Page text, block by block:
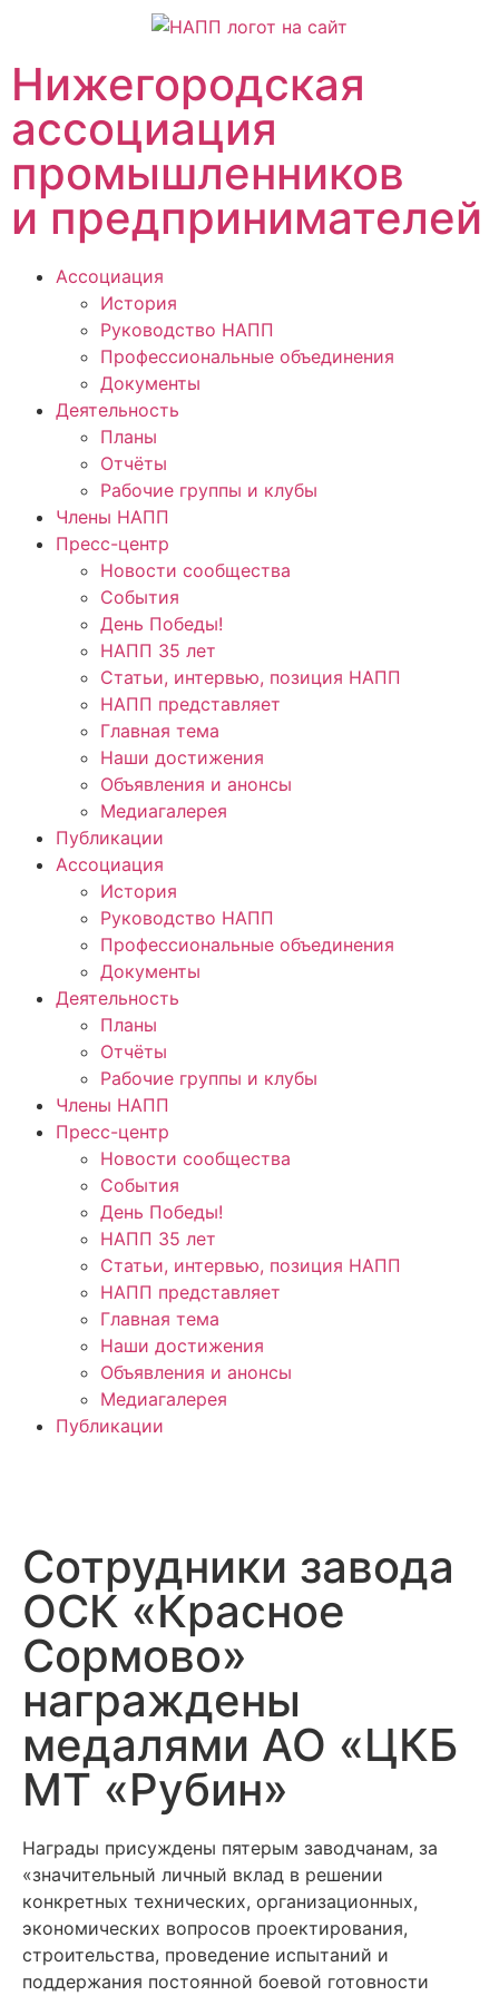
Нижегородская
ассоциация
промышленников
и предпринимателей
Ассоциация
История
Руководство НАПП
Профессиональные объединения
Документы
Деятельность
Планы
Отчёты
Рабочие группы и клубы
Члены НАПП
Пресс-центр
Новости сообщества
События
День Победы!
НАПП 35 лет
Статьи, интервью, позиция НАПП
НАПП представляет
Главная тема
Наши достижения
Объявления и анонсы
Медиагалерея
Публикации
Ассоциация
История
Руководство НАПП
Профессиональные объединения
Документы
Деятельность
Планы
Отчёты
Рабочие группы и клубы
Члены НАПП
Пресс-центр
Новости сообщества
События
День Победы!
НАПП 35 лет
Статьи, интервью, позиция НАПП
НАПП представляет
Главная тема
Наши достижения
Объявления и анонсы
Медиагалерея
Публикации
Сотрудники завода
ОСК «Красное
Сормово»
награждены
медалями АО «ЦКБ
МТ «Рубин»
Награды присуждены пятерым заводчанам, за
«значительный личный вклад в решении
конкретных технических, организационных,
экономических вопросов проектирования,
строительства, проведение испытаний и
поддержания постоянной боевой готовности